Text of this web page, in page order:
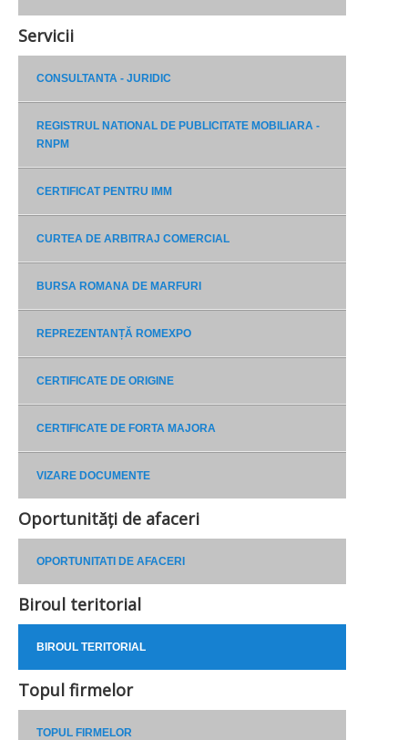
Servicii
CONSULTANTA - JURIDIC
REGISTRUL NATIONAL DE PUBLICITATE MOBILIARA -
RNPM
CERTIFICAT PENTRU IMM
CURTEA DE ARBITRAJ COMERCIAL
BURSA ROMANA DE MARFURI
REPREZENTANȚĂ ROMEXPO
CERTIFICATE DE ORIGINE
CERTIFICATE DE FORTA MAJORA
VIZARE DOCUMENTE
Oportunități de afaceri
OPORTUNITATI DE AFACERI
Biroul teritorial
BIROUL TERITORIAL
Topul firmelor
TOPUL FIRMELOR